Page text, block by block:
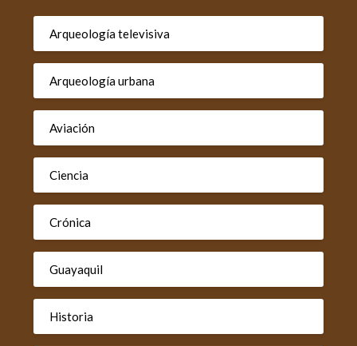
Arqueología televisiva
Arqueología urbana
Aviación
Ciencia
Crónica
Guayaquil
Historia